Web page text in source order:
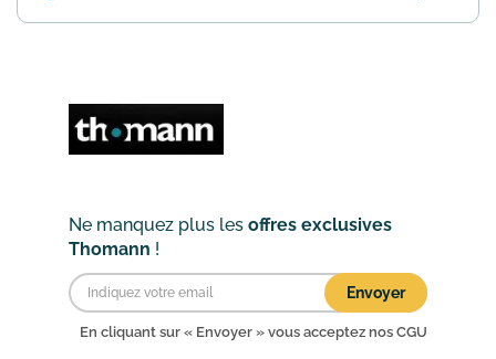
Ne manquez plus les offres exclusives
Thomann !
Envoyer
En cliquant sur « Envoyer » vous acceptez nos CGU